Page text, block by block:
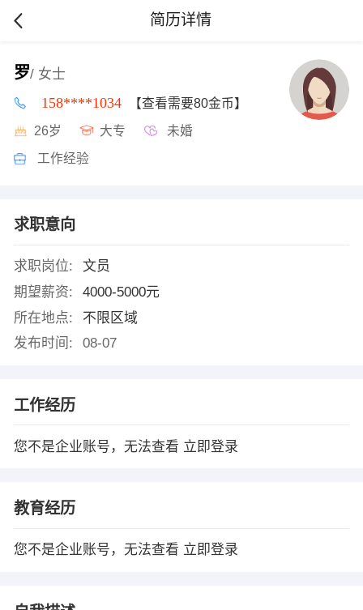
简历详情
罗/ 女士
158****1034 【查看需要80金币】
26岁 大专 未婚
工作经验
求职意向
求职岗位:
文员
期望薪资:
4000-5000元
所在地点:
不限区域
发布时间:
08-07
工作经历
您不是企业账号，无法查看 立即登录
教育经历
您不是企业账号，无法查看 立即登录